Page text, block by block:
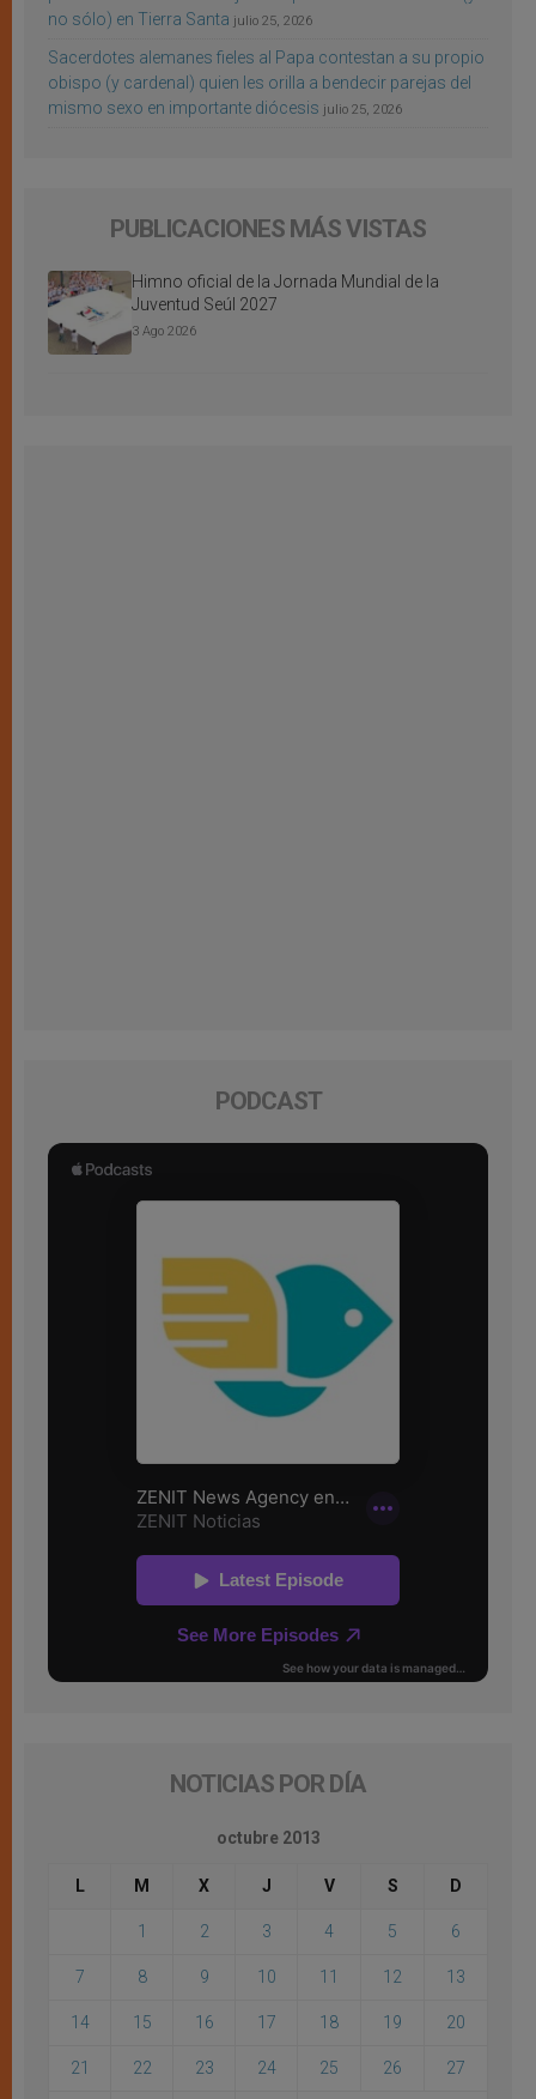
no sólo) en Tierra Santa julio 25, 2026
Sacerdotes alemanes fieles al Papa contestan a su propio
obispo (y cardenal) quien les orilla a bendecir parejas del
mismo sexo en importante diócesis julio 25, 2026
PUBLICACIONES MÁS VISTAS
Himno oficial de la Jornada Mundial de la
Juventud Seúl 2027
3 Ago 2026
PODCAST
NOTICIAS POR DÍA
octubre 2013
L M X J V S D
1 2 3 4 5 6
7 8 9 10 11 12 13
14 15 16 17 18 19 20
21 22 23 24 25 26 27